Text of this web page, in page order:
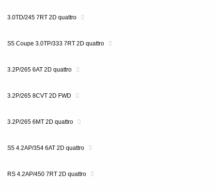
3.0TD/245 7RT 2D quattro
S5 Coupe 3.0TP/333 7RT 2D quattro
3.2P/265 6AT 2D quattro
3.2P/265 8CVT 2D FWD
3.2P/265 6MT 2D quattro
S5 4.2AP/354 6AT 2D quattro
RS 4.2AP/450 7RT 2D quattro